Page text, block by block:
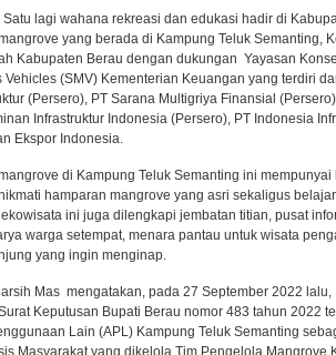
Satu lagi wahana rekreasi dan edukasi hadir di
yang berada di Kampung Teluk Semanting,
Kabupaten Berau dengan dukungan Yayasan
(SMV) Kementerian Keuangan yang terdiri
(Persero), PT Sarana Multigriya Finansial
Infrastruktur Indonesia (Persero), PT Indonesia
Ekspor Indonesia.
di Kampung Teluk Semanting ini
hamparan mangrove yang asri sekaligus
ini juga dilengkapi jembatan titian, pusat
warga setempat, menara pantau untuk wisata
yang ingin menginap.
Mas mengatakan, pada 27 September 2022
Keputusan Bupati Berau nomor 483 tahun 2022
Lain (APL) Kampung Teluk Semanting
Masyarakat yang dikelola Tim Pengelola Mangrove